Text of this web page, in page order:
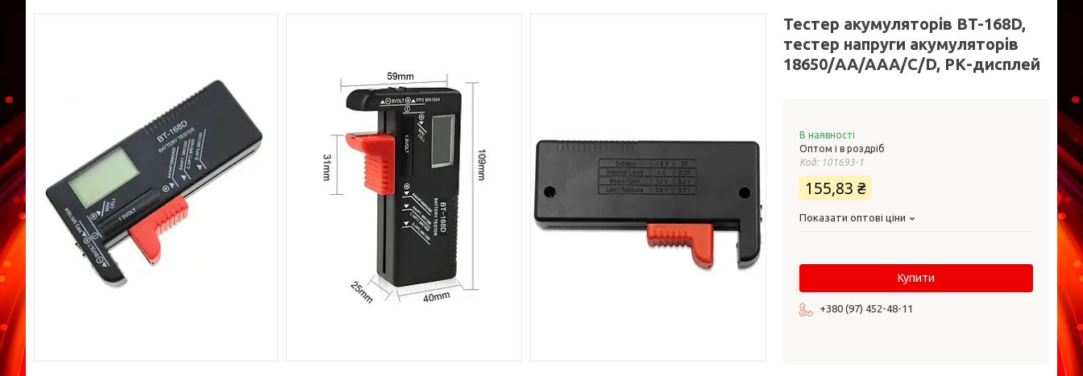
Тестер акумуляторів BT-168D,
тестер напруги акумуляторів
18650/AA/AAA/C/D, РК-дисплей
В наявності
Оптом і в роздріб
Код: 101693-1
155,83 ₴
Показати оптові ціни
Купити
+380 (97) 452-48-11